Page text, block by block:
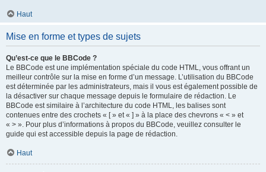
Haut
Mise en forme et types de sujets
Qu’est-ce que le BBCode ?
Le BBCode est une implémentation spéciale du code HTML, vous offrant un
meilleur contrôle sur la mise en forme d’un message. L’utilisation du BBCode
est déterminée par les administrateurs, mais il vous est également possible de
la désactiver sur chaque message depuis le formulaire de rédaction. Le
BBCode est similaire à l’architecture du code HTML, les balises sont
contenues entre des crochets « [ » et « ] » à la place des chevrons « < » et
« > ». Pour plus d’informations à propos du BBCode, veuillez consulter le
guide qui est accessible depuis la page de rédaction.
Haut